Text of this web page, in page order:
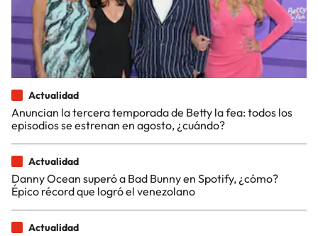
Actualidad
Anuncian la tercera temporada de Betty la fea: todos los
episodios se estrenan en agosto, ¿cuándo?
Actualidad
Danny Ocean superó a Bad Bunny en Spotify, ¿cómo?
Épico récord que logró el venezolano
Actualidad